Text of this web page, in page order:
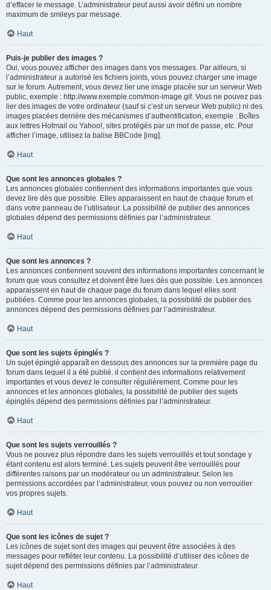
d’effacer le message. L’administrateur peut aussi avoir défini un nombre
maximum de smileys par message.
Haut
Puis-je publier des images ?
Oui, vous pouvez afficher des images dans vos messages. Par ailleurs, si
l’administrateur a autorisé les fichiers joints, vous pouvez charger une image
sur le forum. Autrement, vous devez lier une image placée sur un serveur Web
public, exemple : http://www.exemple.com/mon-image.gif. Vous ne pouvez pas
lier des images de votre ordinateur (sauf si c’est un serveur Web public) ni des
images placées derrière des mécanismes d’authentification, exemple : Boîtes
aux lettres Hotmail ou Yahoo!, sites protégés par un mot de passe, etc. Pour
afficher l’image, utilisez la balise BBCode [img].
Haut
Que sont les annonces globales ?
Les annonces globales contiennent des informations importantes que vous
devez lire dès que possible. Elles apparaissent en haut de chaque forum et
dans votre panneau de l’utilisateur. La possibilité de publier des annonces
globales dépend des permissions définies par l’administrateur.
Haut
Que sont les annonces ?
Les annonces contiennent souvent des informations importantes concernant le
forum que vous consultez et doivent être lues dès que possible. Les annonces
apparaissent en haut de chaque page du forum dans lequel elles sont
publiées. Comme pour les annonces globales, la possibilité de publier des
annonces dépend des permissions définies par l’administrateur.
Haut
Que sont les sujets épinglés ?
Un sujet épinglé apparaît en dessous des annonces sur la première page du
forum dans lequel il a été publié. il contient des informations relativement
importantes et vous devez le consulter régulièrement. Comme pour les
annonces et les annonces globales, la possibilité de publier des sujets
épinglés dépend des permissions définies par l’administrateur.
Haut
Que sont les sujets verrouillés ?
Vous ne pouvez plus répondre dans les sujets verrouillés et tout sondage y
étant contenu est alors terminé. Les sujets peuvent être verrouillés pour
différentes raisons par un modérateur ou un administrateur. Selon les
permissions accordées par l’administrateur, vous pouvez ou non verrouiller
vos propres sujets.
Haut
Que sont les icônes de sujet ?
Les icônes de sujet sont des images qui peuvent être associées à des
messages pour refléter leur contenu. La possibilité d’utiliser des icônes de
sujet dépend des permissions définies par l’administrateur.
Haut